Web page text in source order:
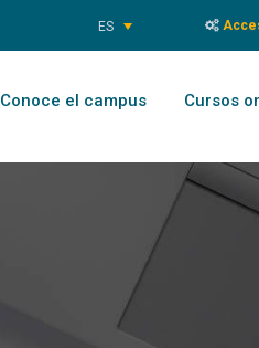
ES
Conoce el campus Cursos